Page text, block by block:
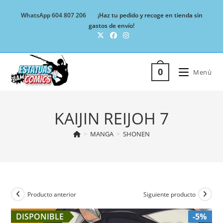
WhatsApp 604 807 206
¡Haz tu pedido y recoge en tienda sin
gastos de envío!
0 Menú
KAIJIN REIJOH 7
> MANGA > SHONEN
Producto anterior Siguiente producto
DISPONIBLE -5%